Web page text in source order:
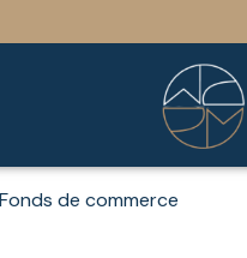
Fonds de commerce